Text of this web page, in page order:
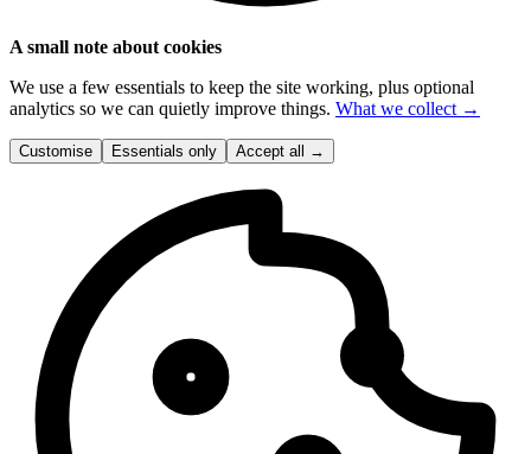
A small note about cookies
We use a few essentials to keep the site working, plus optional
analytics so we can quietly improve things. What we collect →
Customise Essentials only Accept all →